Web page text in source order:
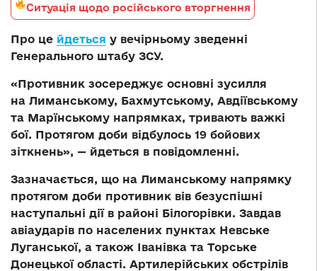
Ситуація щодо російського вторгнення
Про це йдеться у вечірньому зведенні
Генерального штабу ЗСУ.
«Противник зосереджує основні зусилля
на Лиманському, Бахмутському, Авдіївському
та Марїнському напрямках, тривають важкі
бої. Протягом доби відбулось 19 бойових
зіткнень», — йдеться в повідомленні.
Зазначається, що на Лиманському напрямку
протягом доби противник вів безуспішні
наступальні дії в районі Білогорівки. Завдав
авіаударів по населених пунктах Невське
Луганської, а також Іванівка та Торське
Донецької області. Артилерійських обстрілів